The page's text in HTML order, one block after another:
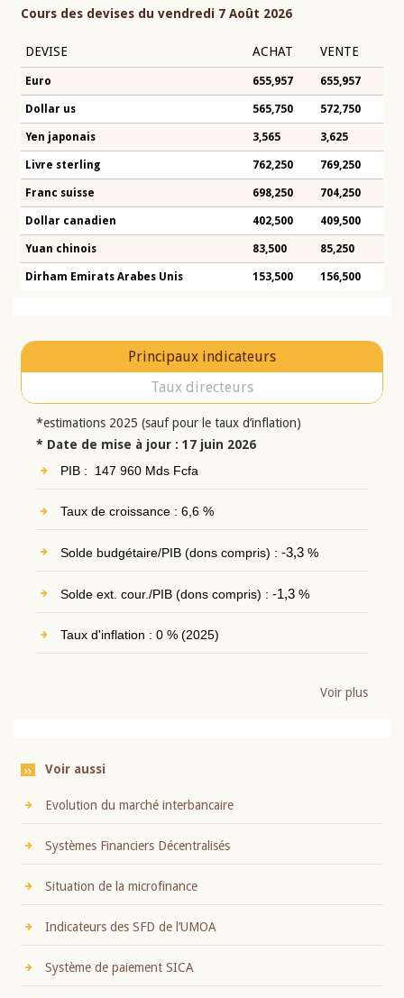
Cours des devises du vendredi 7 Août 2026
DEVISE ACHAT VENTE
Euro 655,957 655,957
Dollar us 565,750 572,750
Yen japonais 3,565 3,625
Livre sterling 762,250 769,250
Franc suisse 698,250 704,250
Dollar canadien 402,500 409,500
Yuan chinois 83,500 85,250
Dirham Emirats Arabes Unis 153,500 156,500
Principaux indicateurs
Taux directeurs
*estimations 2025 (sauf pour le taux d’inflation)
* Date de mise à jour : 17 juin 2026
PIB : 147 960 Mds Fcfa
Taux de croissance : 6,6 %
Solde budgétaire/PIB (dons compris) : -3,3%
Solde ext. cour./PIB (dons compris) : -1,3%
Taux d'inflation : 0 % (2025)
Voir plus
Voir aussi
Evolution du marché interbancaire
Systèmes Financiers Décentralisés
Situation de la microfinance
Indicateurs des SFD de l’UMOA
Système de paiement SICA